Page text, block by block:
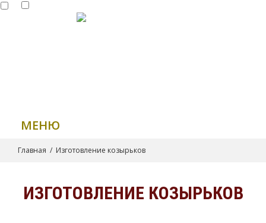
МЕНЮ
Главная / Изготовление козырьков
ИЗГОТОВЛЕНИЕ КОЗЫРЬКОВ